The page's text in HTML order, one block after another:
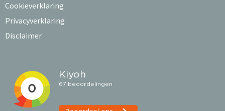
Cookieverklaring
Privacyverklaring
Disclaimer